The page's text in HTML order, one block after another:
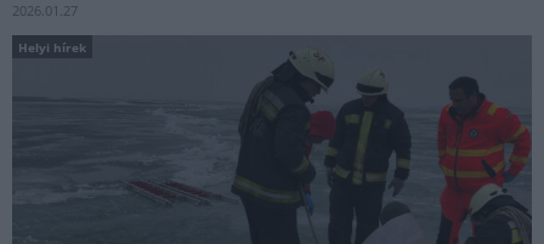
2026.01.27
Helyi hírek